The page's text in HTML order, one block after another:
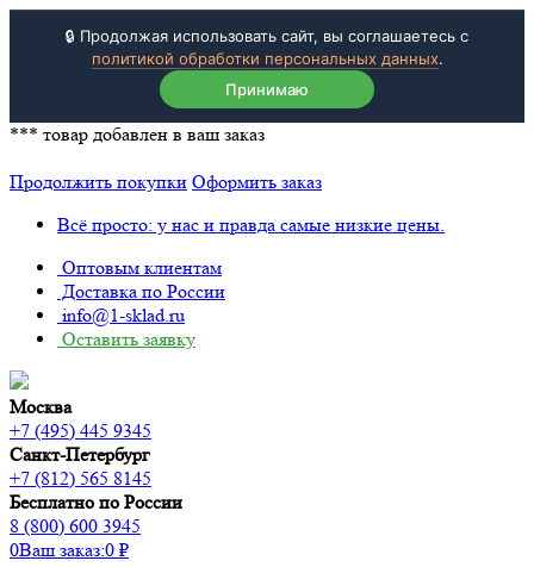
🔒 Продолжая использовать сайт, вы соглашаетесь с
политикой обработки персональных данных.
Принимаю
*** товар добавлен в ваш заказ
Продолжить покупки Оформить заказ
Всё просто: у нас и правда самые низкие цены.
Оптовым клиентам
Доставка по России
info@1-sklad.ru
Оставить заявку
Москва
+7 (495) 445 9345
Санкт-Петербург
+7 (812) 565 8145
Бесплатно по России
8 (800) 600 3945
0Ваш заказ:0 ₽